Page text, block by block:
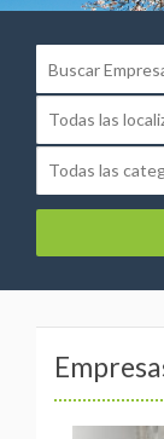
Todas las
Todas las